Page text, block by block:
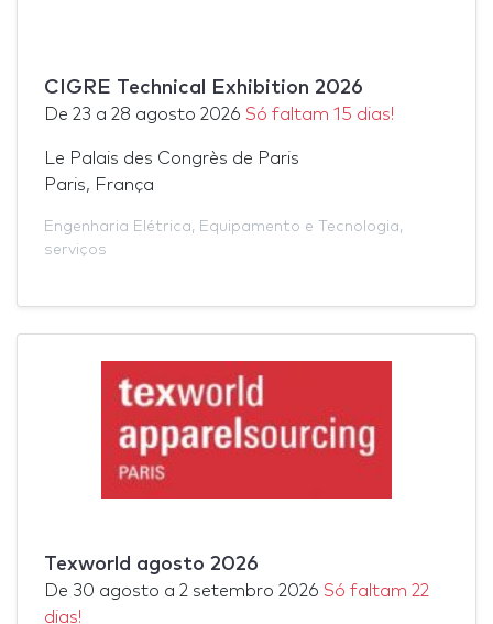
CIGRE Technical Exhibition 2026
De 23 a 28 agosto 2026 Só faltam 15 dias!
Le Palais des Congrès de Paris
Paris, França
Engenharia Elétrica, Equipamento e Tecnologia,
serviços
Texworld agosto 2026
De 30 agosto a 2 setembro 2026 Só faltam 22
dias!